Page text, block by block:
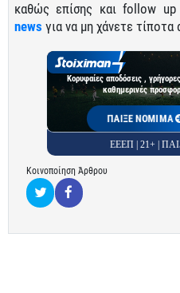
καθώς επίσης και follow
news για να μη χάνετε
Κορυφαίες αποδόσεις ,
καθημερινές
ΠΑΙΞΕ ΝΟΜΙΜΑ
ΕΕΕΠ | 21+ |
Κοινοποίηση Άρθρου